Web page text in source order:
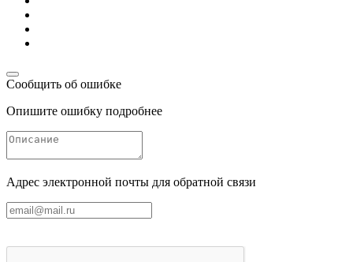
Сообщить об ошибке
Опишите ошибку подробнее
Адрес электронной почты для обратной связи